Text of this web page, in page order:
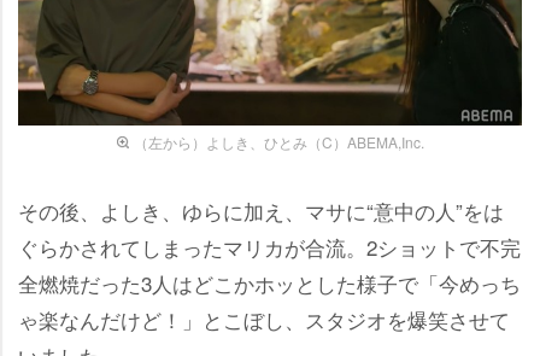
（左から）よしき、ひとみ（C）ABEMA,Inc.
その後、よしき、ゆらに加え、マサに“意中の人”をは
ぐらかされてしまったマリカが合流。2ショットで不完
全燃焼だった3人はどこかホッとした様子で「今めっち
ゃ楽なんだけど！」とこぼし、スタジオを爆笑させて